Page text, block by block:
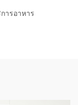
ารอาหาร